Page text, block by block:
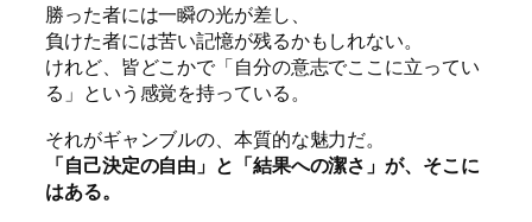
勝った者には一瞬の光が差し、
負けた者には苦い記憶が残るかもしれない。
けれど、皆どこかで「自分の意志でここに立ってい
る」という感覚を持っている。
それがギャンブルの、本質的な魅力だ。
「自己決定の自由」と「結果への潔さ」が、そこに
はある。